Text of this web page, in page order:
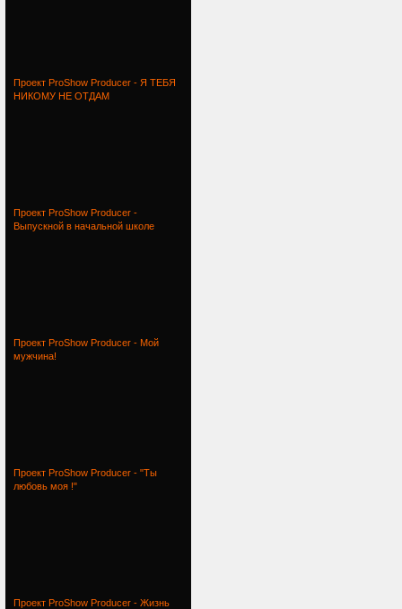
Проект ProShow Producer - Я ТЕБЯ
НИКОМУ НЕ ОТДАМ
Проект ProShow Producer -
Выпускной в начальной школе
Проект ProShow Producer - Мой
мужчина!
Проект ProShow Producer - "Ты
любовь моя !"
Проект ProShow Producer - Жизнь